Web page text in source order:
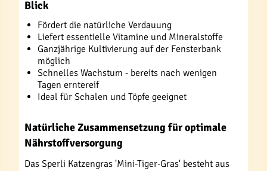
Blick
Fördert die natürliche Verdauung
Liefert essentielle Vitamine und Mineralstoffe
Ganzjährige Kultivierung auf der Fensterbank
möglich
Schnelles Wachstum - bereits nach wenigen
Tagen erntereif
Ideal für Schalen und Töpfe geeignet
Natürliche Zusammensetzung für optimale
Nährstoffversorgung
Das Sperli Katzengras 'Mini-Tiger-Gras' besteht aus